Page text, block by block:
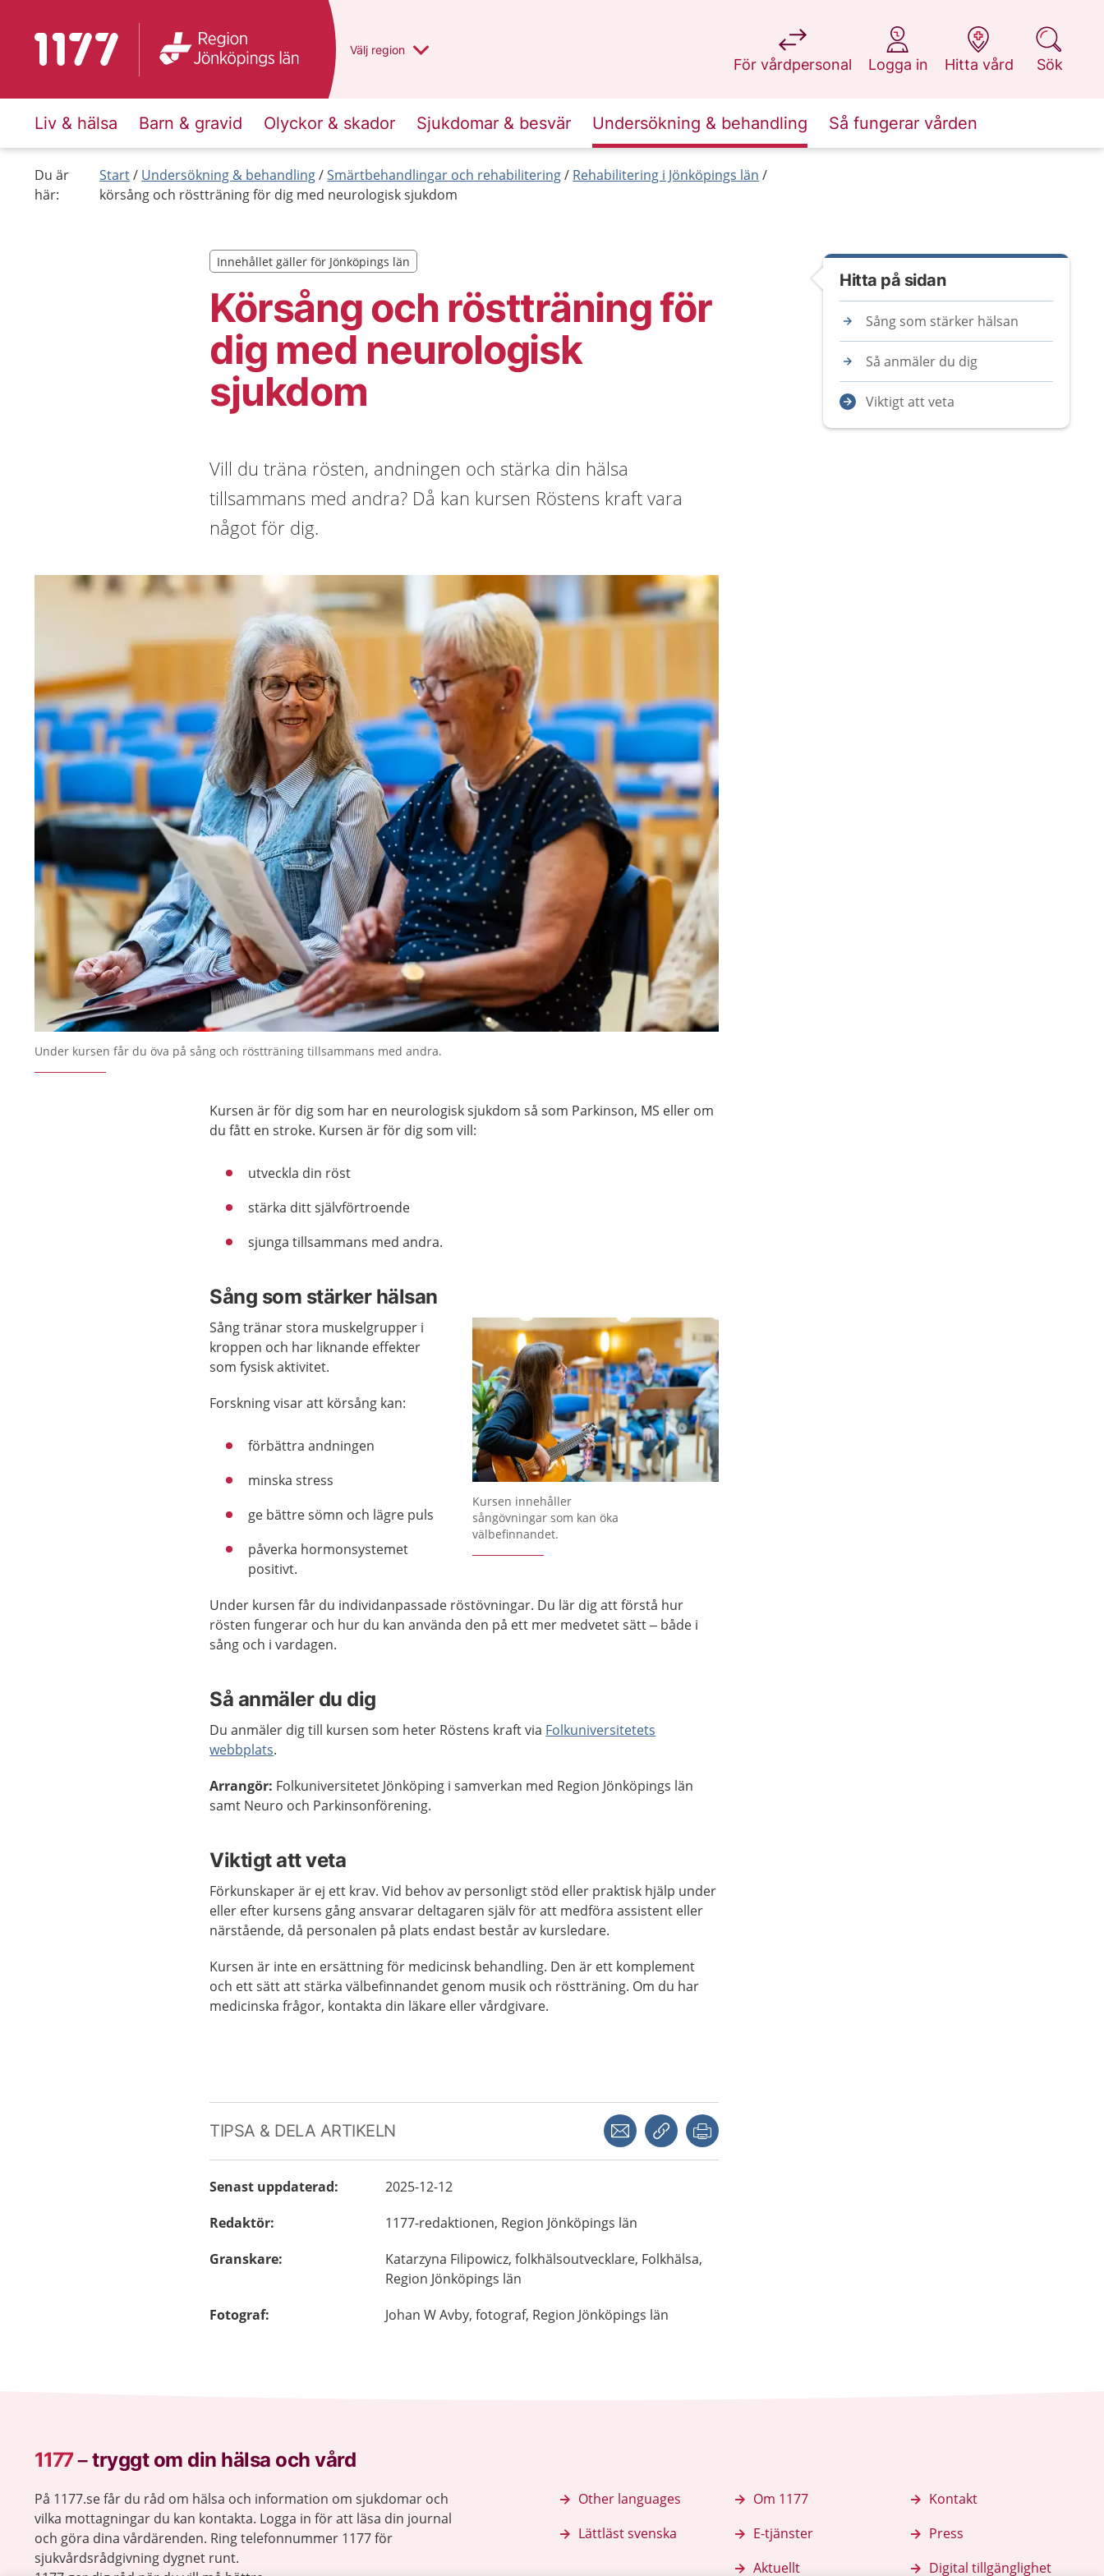
Till startsidan för 1177 Du har valt region
Välj en annan
region
För vårdpersonal
på 1177.se
Logga in
på 1177.se
Hitta vård
på 1177.se
Sök
på 1177.se
Liv & hälsa Barn & gravid Olyckor & skador Sjukdomar & besvär Undersökning & behandling Så fungerar vården
Du är
här:
Start Undersökning & behandling Smärtbehandlingar och rehabilitering
Rehabilitering i Jönköpings län
körsång och röstträning för dig med neurologisk sjukdom
Körsång och röstträning för
dig med neurologisk
sjukdom
Innehållet gäller för Jönköpings län
Innehållet gäller för Jönköpings län
Vill du träna rösten, andningen och stärka din hälsa
tillsammans med andra? Då kan kursen Röstens kraft vara
något för dig.
Under kursen får du öva på sång och röstträning tillsammans med andra.
Kursen är för dig som har en neurologisk sjukdom så som Parkinson, MS eller om
du fått en stroke. Kursen är för dig som vill:
utveckla din röst
stärka ditt självförtroende
sjunga tillsammans med andra.
Sång som stärker hälsan
Kursen innehåller
sångövningar som kan öka
välbefinnandet.
Sång tränar stora muskelgrupper i
kroppen och har liknande effekter
som fysisk aktivitet.
Forskning visar att körsång kan:
förbättra andningen
minska stress
ge bättre sömn och lägre puls
påverka hormonsystemet
positivt.
Under kursen får du individanpassade röstövningar. Du lär dig att förstå hur
rösten fungerar och hur du kan använda den på ett mer medvetet sätt – både i
sång och i vardagen.
Så anmäler du dig
Du anmäler dig till kursen som heter Röstens kraft via Folkuniversitetets
webbplats.
Arrangör: Folkuniversitetet Jönköping i samverkan med Region Jönköpings län
samt Neuro och Parkinsonförening.
Viktigt att veta
Förkunskaper är ej ett krav. Vid behov av personligt stöd eller praktisk hjälp under
eller efter kursens gång ansvarar deltagaren själv för att medföra assistent eller
närstående, då personalen på plats endast består av kursledare.
Kursen är inte en ersättning för medicinsk behandling. Den är ett komplement
och ett sätt att stärka välbefinnandet genom musik och röstträning. Om du har
medicinska frågor, kontakta din läkare eller vårdgivare.
TIPSA & DELA ARTIKELN Dela via mejlKopiera länk
Senast uppdaterad:
2025-12-12
Redaktör: 1177-redaktionen, Region Jönköpings län
Granskare: Katarzyna Filipowicz, folkhälsoutvecklare, Folkhälsa,
Region Jönköpings län
Fotograf: Johan W Avby, fotograf, Region Jönköpings län
Hitta på sidan
Sång som stärker hälsan
Så anmäler du dig
Viktigt att veta
1177–tryggt om din hälsa och vård
På 1177.se får du råd om hälsa och information om sjukdomar och
vilka mottagningar du kan kontakta. Logga in för att läsa din journal
och göra dina vårdärenden. Ring telefonnummer 1177 för
sjukvårdsrådgivning dygnet runt.
Other languages
Lättläst svenska
Om 1177
E-tjänster
Aktuellt
Kontakt
Press
Digital tillgänglighet